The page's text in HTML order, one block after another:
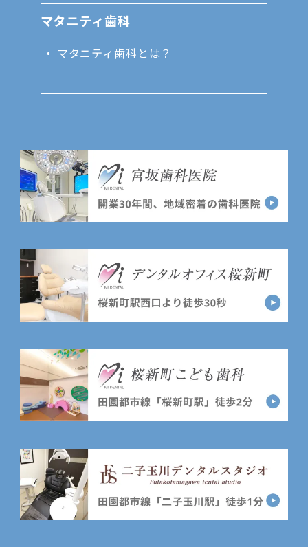
マタニティ歯科
マタニティ歯科とは？